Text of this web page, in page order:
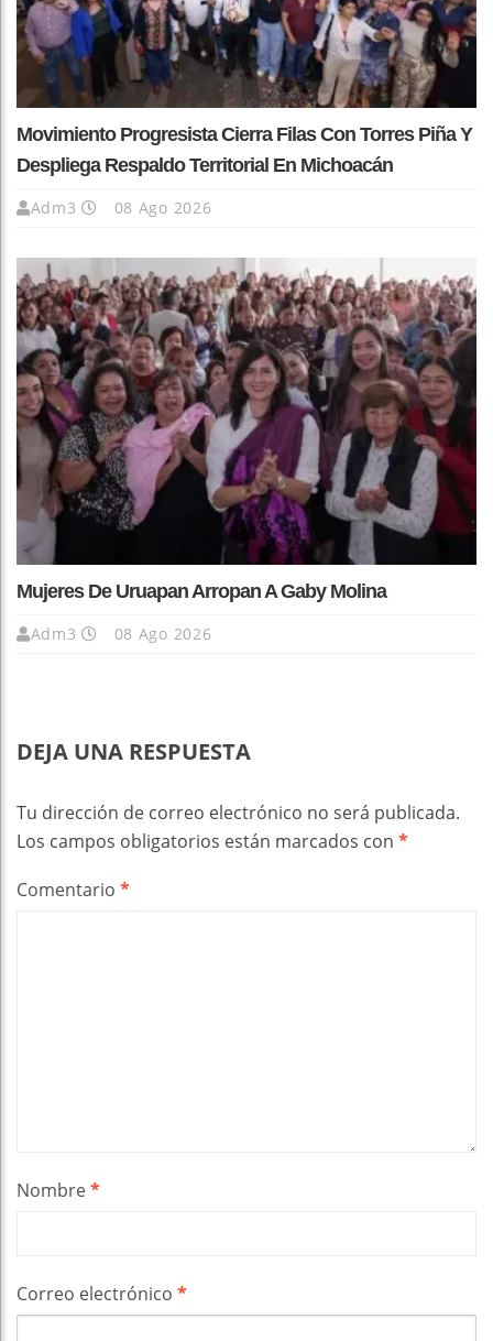
Movimiento Progresista Cierra Filas Con Torres Piña Y
Despliega Respaldo Territorial En Michoacán
Adm3 08 Ago 2026
Mujeres De Uruapan Arropan A Gaby Molina
Adm3 08 Ago 2026
DEJA UNA RESPUESTA
Tu dirección de correo electrónico no será publicada.
Los campos obligatorios están marcados con *
Comentario *
Nombre*
Correo electrónico *